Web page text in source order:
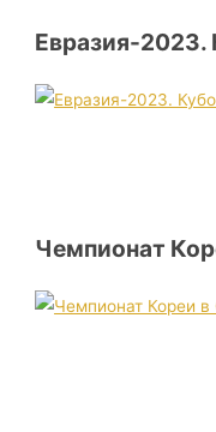
Евразия-2023.
Чемпионат